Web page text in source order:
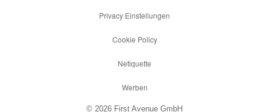
Privacy Einstellungen
Cookie Policy
Netiquette
Werben
© 2026 First Avenue GmbH